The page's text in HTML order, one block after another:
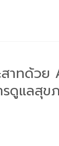
สาทด้ว
รดูแลสุ